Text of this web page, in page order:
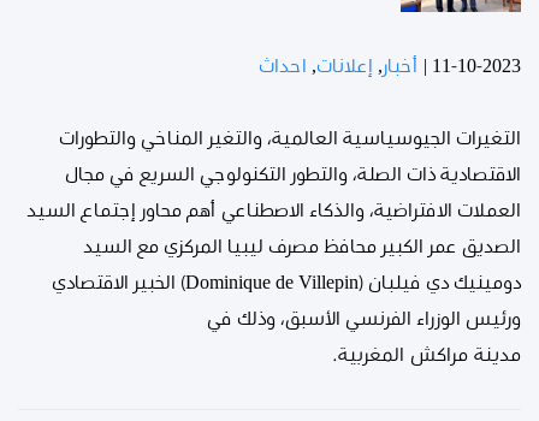
11-10-2023 أخبار, إعلانات, احداث
التغيرات الجيوسياسية العالمية، والتغير المناخي والتطورات
الاقتصادية ذات الصلة، والتطور التكنولوجي السريع في مجال
العملات الافتراضية، والذكاء الاصطناعي أهم محاور إجتماع السيد
الصديق عمر الكبير محافظ مصرف ليبيا المركزي مع السيد
دومينيك دي فيلبان (Dominique de Villepin) الخبير الاقتصادي
ورئيس الوزراء الفرنسي الأسبق، وذلك في
مدينة مراكش المغربية.